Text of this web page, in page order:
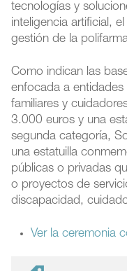
tecnologías y
inteligencia artificial,
gestión de la
Como indican las
enfocada a entidades
familiares y
3.000 euros y una
segunda categoría,
una estatuilla
públicas o privadas
o proyectos de
discapacidad,
Ver la ceremonia